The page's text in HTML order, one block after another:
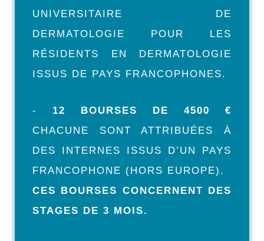
UNIVERSITAIRE DE
DERMATOLOGIE POUR LES
RÉSIDENTS EN DERMATOLOGIE
ISSUS DE PAYS FRANCOPHONES.
- 12 BOURSES DE 4500 €
CHACUNE SONT ATTRIBUÉES À
DES INTERNES ISSUS D’UN PAYS
FRANCOPHONE (HORS EUROPE).
CES BOURSES CONCERNENT DES
STAGES DE 3 MOIS.